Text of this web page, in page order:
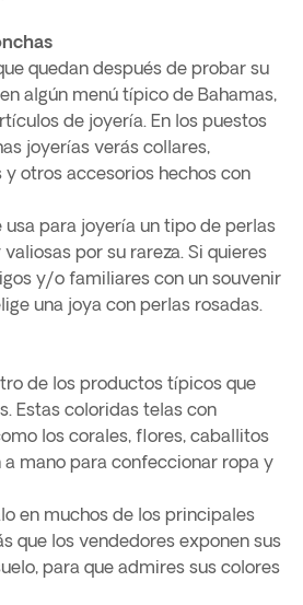
quedan después de probar su
algún menú típico de Bahamas,
de joyería. En los puestos
joyerías verás collares,
otros accesorios hechos con
para joyería un tipo de perlas
por su rareza. Si quieres
y/o familiares con un souvenir
una joya con perlas rosadas.
de los productos típicos que
Estas coloridas telas con
los corales, flores, caballitos
a mano para confeccionar ropa y
en muchos de los principales
que los vendedores exponen sus
para que admires sus colores